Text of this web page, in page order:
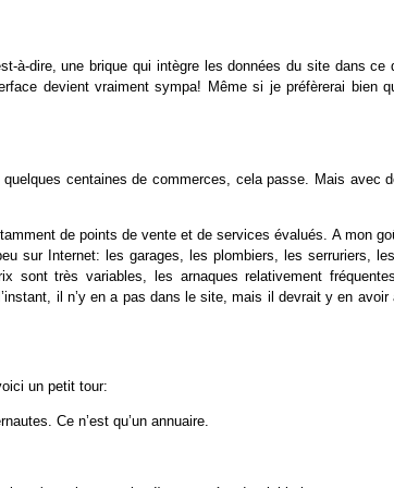
à-dire, une brique qui intègre les données du site dans ce
devient vraiment sympa! Même si je préfèrerai bien
centaines de commerces, cela passe. Mais avec
de points de vente et de services évalués. A mon
sur Internet: les garages, les plombiers, les serruriers,
très variables, les arnaques relativement
il n’y en a pas dans le site, mais il devrait y en avoir
un petit tour:
Ce n’est qu’un annuaire.